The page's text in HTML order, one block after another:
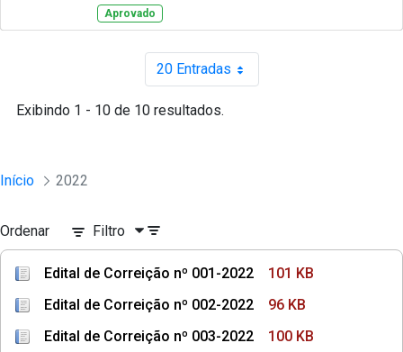
Aprovado
20 EntradasPor página
Exibindo 1 - 10 de 10 resultados.
Início 2022
Ordenar Filtro
Edital de Correição nº 001-2022
101 KB
Edital de Correição nº 002-2022
96 KB
Edital de Correição nº 003-2022
100 KB